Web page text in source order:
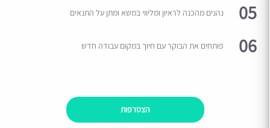
05 נהנים מהכנה לראיון ומליווי במשא ומתן על התנאים
06 פותחים את הבוקר עם חיוך במקום עבודה חדש
הצטרפות